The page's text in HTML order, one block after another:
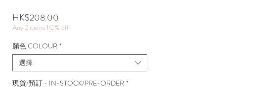
HK$208.00價
格
Any 2 items 1O% off
顏色 COLOUR *
選擇
現貨/預訂 - IN-STOCK/PRE-ORDER *